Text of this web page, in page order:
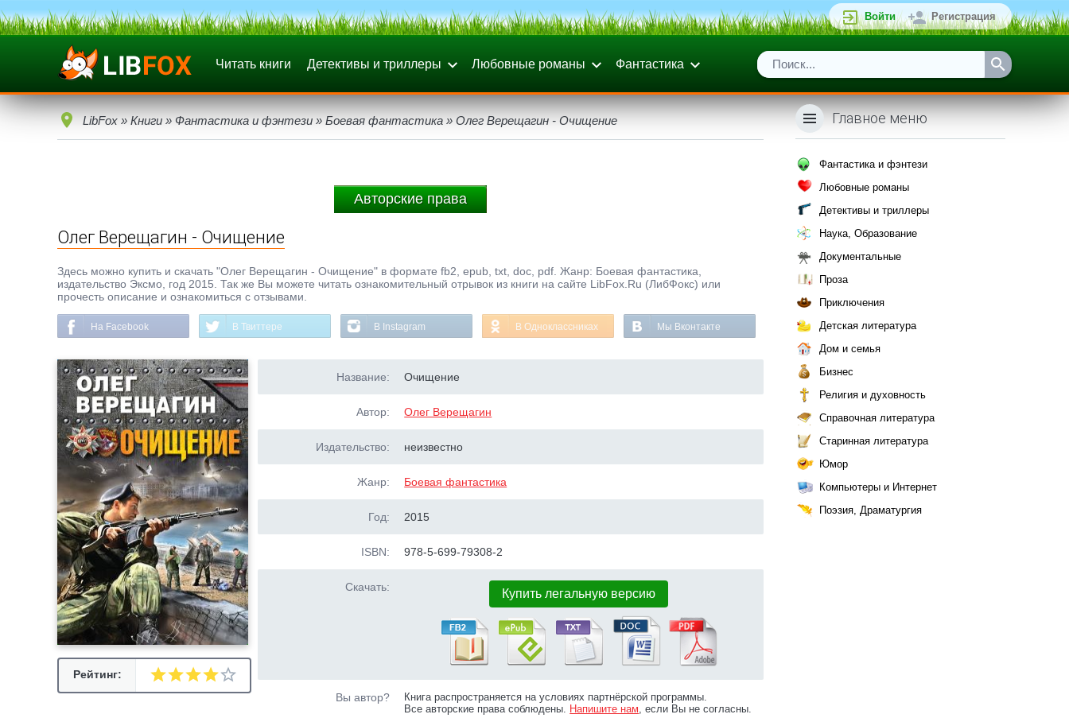
Войти Регистрация
Читать книги Детективы и триллеры Любовные романы Фантастика
LibFox » Книги » Фантастика и фэнтези » Боевая фантастика » Олег Верещагин - Очищение
Авторские права
Олег Верещагин - Очищение
Здесь можно купить и скачать "Олег Верещагин - Очищение" в формате fb2, epub, txt, doc, pdf. Жанр: Боевая фантастика,
издательство Эксмо, год 2015. Так же Вы можете читать ознакомительный отрывок из книги на сайте LibFox.Ru (ЛибФокс) или
прочесть описание и ознакомиться с отзывами.
На Facebook В Твиттере В Instagram В Одноклассниках Мы Вконтакте
Рейтинг:
Название: Очищение
Автор: Олег Верещагин
Издательство: неизвестно
Жанр: Боевая фантастика
Год: 2015
ISBN: 978-5-699-79308-2
Скачать: Купить легальную версию
Вы автор?
Книга распространяется на условиях партнёрской программы.
Все авторские права соблюдены. Напишите нам, если Вы не согласны.
Главное меню
Фантастика и фэнтези
Любовные романы
Детективы и триллеры
Наука, Образование
Документальные
Проза
Приключения
Детская литература
Дом и семья
Бизнес
Религия и духовность
Справочная литература
Старинная литература
Юмор
Компьютеры и Интернет
Поэзия, Драматургия